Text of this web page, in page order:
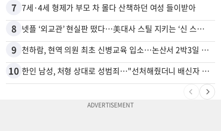
7 7세·4세 형제가 부모 차 몰다 산책하던 여성 들이받아
8 넷플 ‘외교관’ 현실판 떴다…美대사 스틸 지키는 ‘신 스틸러’
9 천하람, 현역 의원 최초 신병교육 입소…논산서 2박3일 생활
10 한인 남성, 처형 상대로 성범죄…"선처해줬더니 배신자 취급"